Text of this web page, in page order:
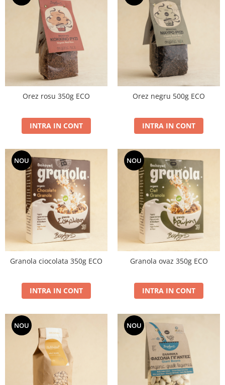
Orez rosu 350g ECO
INTRA IN CONT
Orez negru 500g ECO
INTRA IN CONT
NOU
Granola ciocolata 350g ECO
INTRA IN CONT
NOU
Granola ovaz 350g ECO
INTRA IN CONT
NOU NOU